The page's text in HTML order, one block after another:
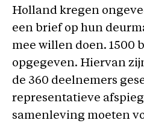
Holland kregen
een brief op hun
mee willen doen. 1500
opgegeven. Hiervan
de 360 deelnemers
representatieve
samenleving moeten